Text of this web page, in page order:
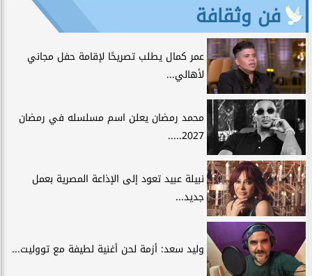
فن وثقافة
عمر كمال يطلب تصريحًا لإقامة حفل مجاني
لأهالي...
محمد رمضان يعلن اسم مسلسله في رمضان
2027.....
نبيلة عبيد تعود إلى الإذاعة المصرية بعمل
جديد...
وليد سعد: أزمة لحن أغنية لطيفة مع تووليت...